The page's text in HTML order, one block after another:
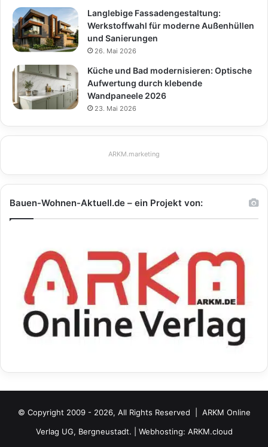
Langlebige Fassadengestaltung:
Werkstoffwahl für moderne Außenhüllen
und Sanierungen
26. Mai 2026
Küche und Bad modernisieren: Optische
Aufwertung durch klebende
Wandpaneele 2026
23. Mai 2026
ARKM.marketing
Bauen-Wohnen-Aktuell.de – ein Projekt von:
© Copyright 2009 - 2026, All Rights Reserved | ARKM Online
Verlag UG, Bergneustadt. | Webhosting: ARKM.cloud